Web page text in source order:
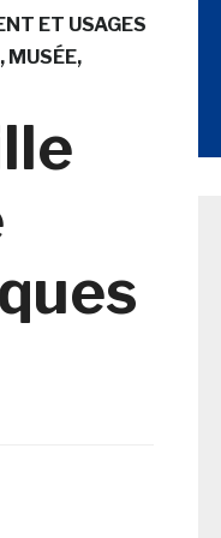
ET USAGES
MUSÉE